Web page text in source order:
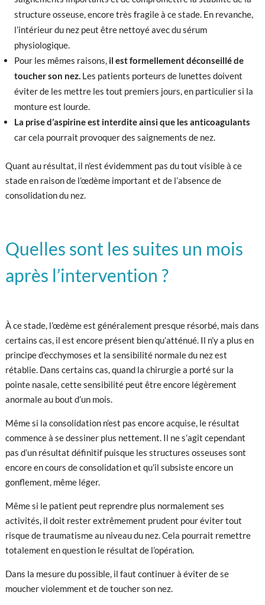
structure osseuse, encore très fragile à ce stade. En revanche,
l’intérieur du nez peut être nettoyé avec du sérum
physiologique.
Pour les mêmes raisons,il est formellement déconseillé de
toucher son nez.Les patients porteurs de lunettes doivent
éviter de les mettre les tout premiers jours, en particulier si la
monture est lourde.
La prise d’aspirine est interdite ainsi que les anticoagulants
car cela pourrait provoquer des saignements de nez.
Quant au résultat, il n’est évidemment pas du tout visible à ce
stade en raison de l’œdème important et de l’absence de
consolidation du nez.
Quelles sont les suites un mois
après l’intervention ?
À ce stade, l’œdème est généralement presque résorbé, mais dans
certains cas, il est encore présent bien qu’atténué. Il n’y a plus en
principe d’ecchymoses et la sensibilité normale du nez est
rétablie. Dans certains cas, quand la chirurgie a porté sur la
pointe nasale, cette sensibilité peut être encore légèrement
anormale au bout d’un mois.
Même si la consolidation n’est pas encore acquise, le résultat
commence à se dessiner plus nettement. Il ne s’agit cependant
pas d’un résultat définitif puisque les structures osseuses sont
encore en cours de consolidation et qu’il subsiste encore un
gonflement, même léger.
Même si le patient peut reprendre plus normalement ses
activités, il doit rester extrêmement prudent pour éviter tout
risque de traumatisme au niveau du nez. Cela pourrait remettre
totalement en question le résultat de l’opération.
Dans la mesure du possible, il faut continuer à éviter de se
moucher violemment et de toucher son nez.